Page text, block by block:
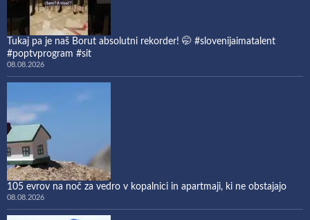
Tukaj pa je naš Borut absolutni rekorder! 🤭 #slovenijaimatalent
#poptvprogram #sit
08.08.2026
105 evrov na noč za vedro v kopalnici in apartmaji, ki ne obstajajo
08.08.2026